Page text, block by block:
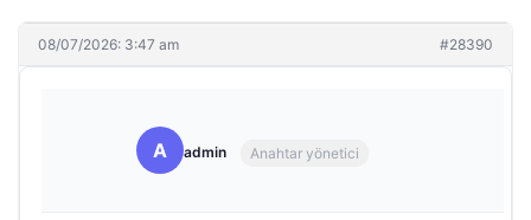
08/07/2026: 3:47 am #28390
A admin Anahtar yönetici